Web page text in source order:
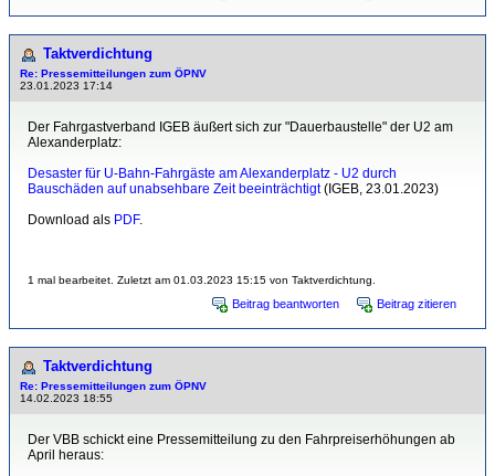
Taktverdichtung
Re: Pressemitteilungen zum ÖPNV
23.01.2023 17:14
Der Fahrgastverband IGEB äußert sich zur "Dauerbaustelle" der U2 am
Alexanderplatz:
Desaster für U-Bahn-Fahrgäste am Alexanderplatz - U2 durch
Bauschäden auf unabsehbare Zeit beeinträchtigt(IGEB, 23.01.2023)
Download als PDF.
1 mal bearbeitet. Zuletzt am 01.03.2023 15:15 von Taktverdichtung.
Beitrag beantworten Beitrag zitieren
Taktverdichtung
Re: Pressemitteilungen zum ÖPNV
14.02.2023 18:55
Der VBB schickt eine Pressemitteilung zu den Fahrpreiserhöhungen ab
April heraus: